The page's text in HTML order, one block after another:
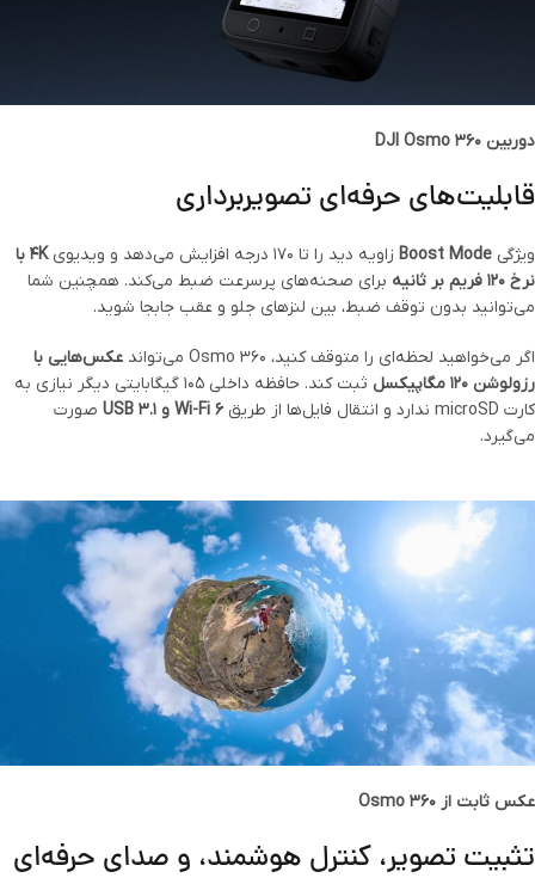
دوربین DJI Osmo 360
قابلیت‌های حرفه‌ای تصویربرداری
ویژگی Boost Mode زاویه دید را تا ۱۷۰ درجه افزایش می‌دهد و ویدیوی
۴K با
نرخ ۱۲۰ فریم بر ثانیه
برای صحنه‌های پرسرعت ضبط می‌کند. همچنین شما
می‌توانید بدون توقف ضبط، بین لنزهای جلو و عقب جابجا شوید.
اگر می‌خواهید لحظه‌ای را متوقف کنید، Osmo 360 می‌تواند
عکس‌هایی با
رزولوشن ۱۲۰ مگاپیکسل
ثبت کند. حافظه داخلی ۱۰۵ گیگابایتی دیگر نیازی به
کارت microSD ندارد و انتقال فایل‌ها از طریق
Wi-Fi 6 و USB 3.1
صورت
می‌گیرد.
عکس ثابت از Osmo 360
تثبیت تصویر، کنترل هوشمند، و صدای حرفه‌ای